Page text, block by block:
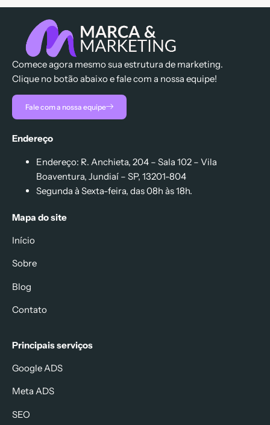
Comece agora mesmo sua estrutura de marketing.
Clique no botão abaixo e fale com a nossa equipe!
Fale com a nossa equipe
Endereço
Endereço: R. Anchieta, 204 – Sala 102 – Vila
Boaventura, Jundiaí – SP, 13201-804
Segunda à Sexta-feira, das 08h às 18h.
Mapa do site
Início
Sobre
Blog
Contato
Principais serviços
Google ADS
Meta ADS
SEO